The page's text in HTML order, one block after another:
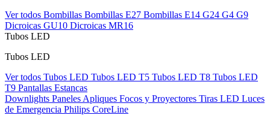
Ver todos Bombillas Bombillas E27 Bombillas E14 G24 G4 G9
Dicroicas GU10 Dicroicas MR16
Tubos LED
Tubos LED
Ver todos Tubos LED Tubos LED T5 Tubos LED T8 Tubos LED
T9 Pantallas Estancas
Downlights Paneles Apliques Focos y Proyectores Tiras LED Luces
de Emergencia Philips CoreLine